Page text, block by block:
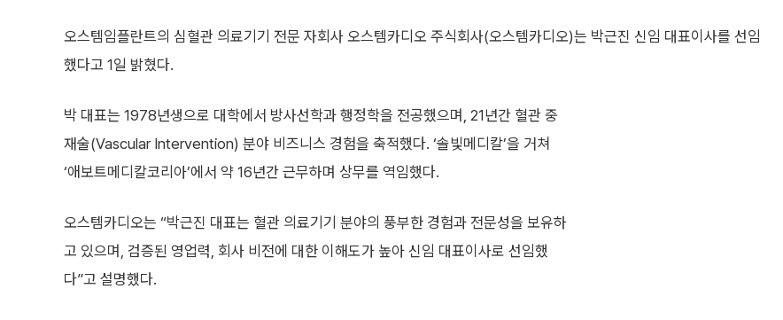
오스템임플란트의 심혈관 의료기기 전문 자회사 오스템카디오 주식회사(오스템카디오)는 박근진 신임 대표이사를 선임
했다고 1일 밝혔다.
박 대표는 1978년생으로 대학에서 방사선학과 행정학을 전공했으며, 21년간 혈관 중
재술(Vascular Intervention) 분야 비즈니스 경험을 축적했다. ‘솔빛메디칼’을 거쳐
‘애보트메디칼코리아’에서 약 16년간 근무하며 상무를 역임했다.
오스템카디오는 “박근진 대표는 혈관 의료기기 분야의 풍부한 경험과 전문성을 보유하
고 있으며, 검증된 영업력, 회사 비전에 대한 이해도가 높아 신임 대표이사로 선임했
다”고 설명했다.